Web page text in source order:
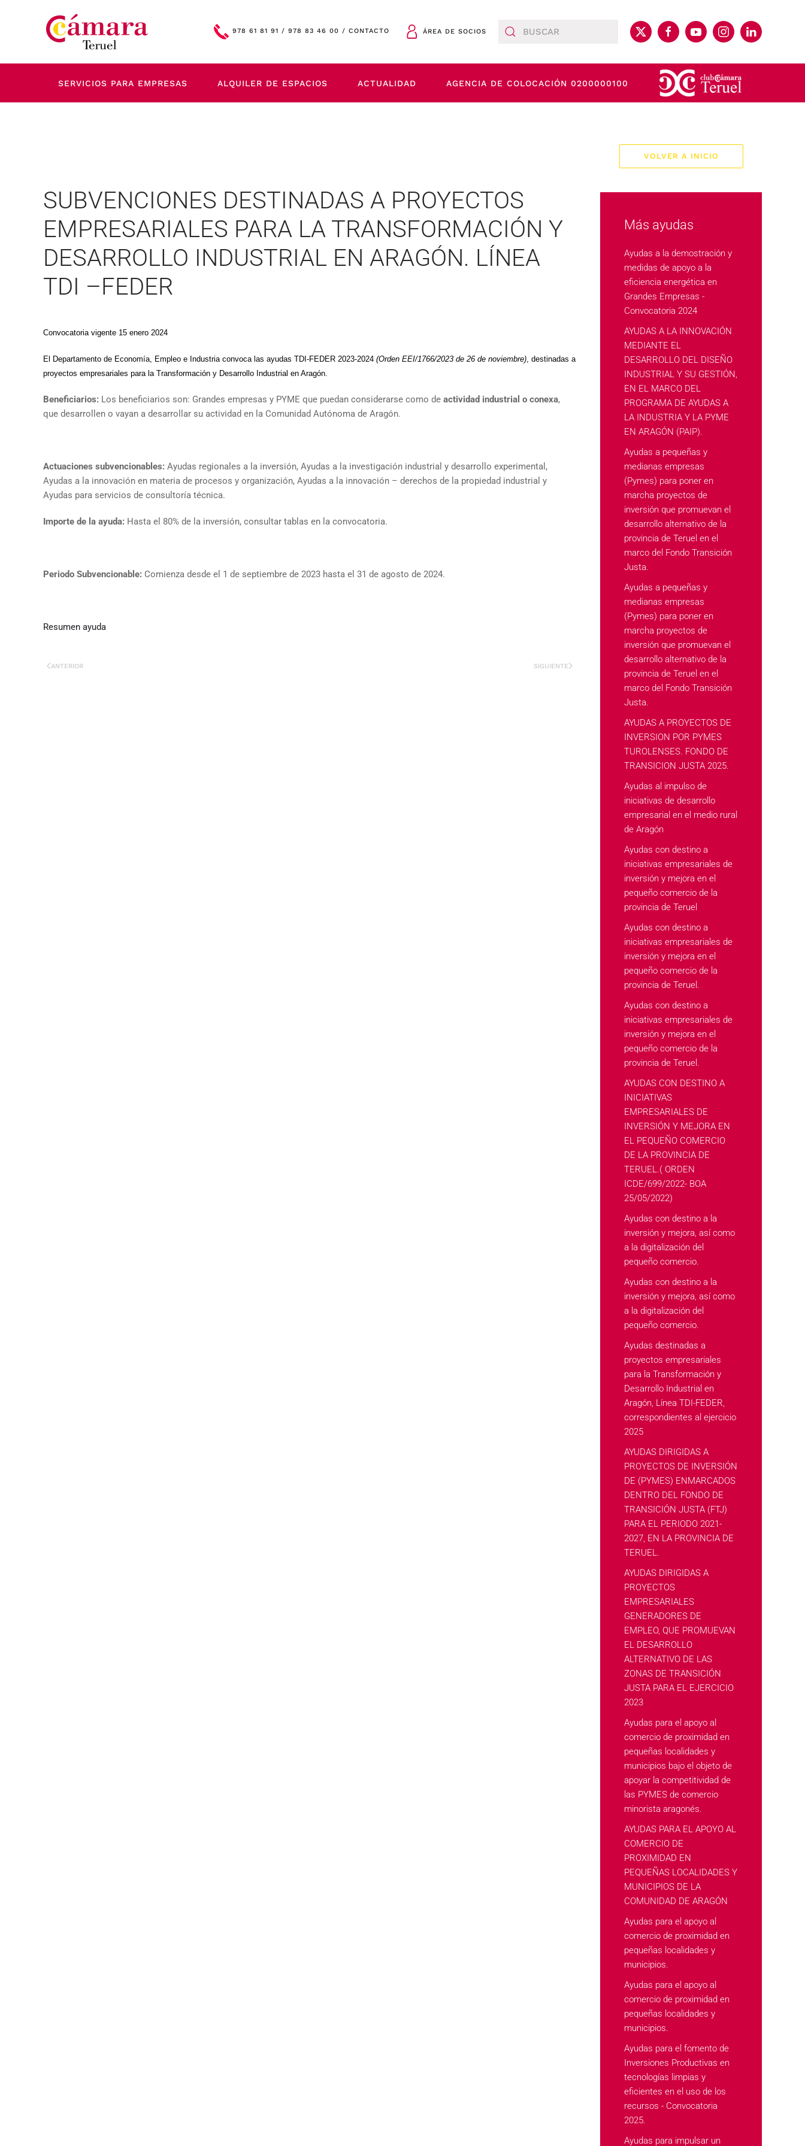
Skip to main content 978 61 81 91 / 978 83 46 00 / CONTACTO ÁREA DE SOCIOS
SERVICIOS PARA EMPRESAS ALQUILER DE ESPACIOS ACTUALIDAD AGENCIA DE COLOCACIÓN 0200000100
SUBVENCIONES DESTINADAS A PROYECTOS
EMPRESARIALES PARA LA TRANSFORMACIÓN Y
DESARROLLO INDUSTRIAL EN ARAGÓN. LÍNEA
TDI –FEDER
Convocatoria vigente 15 enero 2024
El Departamento de Economía, Empleo e Industria convoca las ayudas TDI-FEDER 2023-2024 (Orden EEI/1766/2023 de 26 de noviembre), destinadas a
proyectos empresariales para la Transformación y Desarrollo Industrial en Aragón.
Beneficiarios: Los beneficiarios son: Grandes empresas y PYME que puedan considerarse como de actividad industrial o conexa,
que desarrollen o vayan a desarrollar su actividad en la Comunidad Autónoma de Aragón.
Actuaciones subvencionables: Ayudas regionales a la inversión, Ayudas a la investigación industrial y desarrollo experimental,
Ayudas a la innovación en materia de procesos y organización, Ayudas a la innovación – derechos de la propiedad industrial y
Ayudas para servicios de consultoría técnica.
Importe de la ayuda: Hasta el 80% de la inversión, consultar tablas en la convocatoria.
Periodo Subvencionable: Comienza desde el 1 de septiembre de 2023 hasta el 31 de agosto de 2024.
Resumen ayuda
ANTERIOR SIGUIENTE
VOLVER A INICIO
Más ayudas
Ayudas a la demostración y
medidas de apoyo a la
eficiencia energética en
Grandes Empresas -
Convocatoria 2024
AYUDAS A LA INNOVACIÓN
MEDIANTE EL
DESARROLLO DEL DISEÑO
INDUSTRIAL Y SU GESTIÓN,
EN EL MARCO DEL
PROGRAMA DE AYUDAS A
LA INDUSTRIA Y LA PYME
EN ARAGÓN (PAIP).
Ayudas a pequeñas y
medianas empresas
(Pymes) para poner en
marcha proyectos de
inversión que promuevan el
desarrollo alternativo de la
provincia de Teruel en el
marco del Fondo Transición
Justa.
Ayudas a pequeñas y
medianas empresas
(Pymes) para poner en
marcha proyectos de
inversión que promuevan el
desarrollo alternativo de la
provincia de Teruel en el
marco del Fondo Transición
Justa.
AYUDAS A PROYECTOS DE
INVERSION POR PYMES
TUROLENSES. FONDO DE
TRANSICION JUSTA 2025.
Ayudas al impulso de
iniciativas de desarrollo
empresarial en el medio rural
de Aragón
Ayudas con destino a
iniciativas empresariales de
inversión y mejora en el
pequeño comercio de la
provincia de Teruel
Ayudas con destino a
iniciativas empresariales de
inversión y mejora en el
pequeño comercio de la
provincia de Teruel.
Ayudas con destino a
iniciativas empresariales de
inversión y mejora en el
pequeño comercio de la
provincia de Teruel.
AYUDAS CON DESTINO A
INICIATIVAS
EMPRESARIALES DE
INVERSIÓN Y MEJORA EN
EL PEQUEÑO COMERCIO
DE LA PROVINCIA DE
TERUEL.( ORDEN
ICDE/699/2022- BOA
25/05/2022)
Ayudas con destino a la
inversión y mejora, así como
a la digitalización del
pequeño comercio.
Ayudas con destino a la
inversión y mejora, así como
a la digitalización del
pequeño comercio.
Ayudas destinadas a
proyectos empresariales
para la Transformación y
Desarrollo Industrial en
Aragón, Línea TDI-FEDER,
correspondientes al ejercicio
2025
AYUDAS DIRIGIDAS A
PROYECTOS DE INVERSIÓN
DE (PYMES) ENMARCADOS
DENTRO DEL FONDO DE
TRANSICIÓN JUSTA (FTJ)
PARA EL PERIODO 2021-
2027, EN LA PROVINCIA DE
TERUEL.
AYUDAS DIRIGIDAS A
PROYECTOS
EMPRESARIALES
GENERADORES DE
EMPLEO, QUE PROMUEVAN
EL DESARROLLO
ALTERNATIVO DE LAS
ZONAS DE TRANSICIÓN
JUSTA PARA EL EJERCICIO
2023
Ayudas para el apoyo al
comercio de proximidad en
pequeñas localidades y
municipios bajo el objeto de
apoyar la competitividad de
las PYMES de comercio
minorista aragonés.
AYUDAS PARA EL APOYO AL
COMERCIO DE
PROXIMIDAD EN
PEQUEÑAS LOCALIDADES Y
MUNICIPIOS DE LA
COMUNIDAD DE ARAGÓN
Ayudas para el apoyo al
comercio de proximidad en
pequeñas localidades y
municipios.
Ayudas para el apoyo al
comercio de proximidad en
pequeñas localidades y
municipios.
Ayudas para el fomento de
Inversiones Productivas en
tecnologías limpias y
eficientes en el uso de los
recursos - Convocatoria
2025.
Ayudas para impulsar un